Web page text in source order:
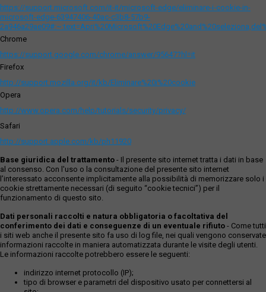
https://support.microsoft.com/it-it/microsoft-edge/eliminare-i-cookie-in-
microsoft-edge-63947406-40ac-c3b8-57b9-
Chrome
https://support.google.com/chrome/answer/95647?hl=it
Firefox
http://support.mozilla.org/it/kb/Eliminare%20i%20cookie
Opera
http://www.opera.com/help/tutorials/security/privacy/
Safari
http://support.apple.com/kb/ph11920
Base giuridica del trattamento - Il presente sito internet tratta i dati in base
al consenso. Con l'uso o la consultazione del presente sito internet
l’interessato acconsente implicitamente alla possibilità di memorizzare solo i
cookie strettamente necessari (di seguito “cookie tecnici”) per il
funzionamento di questo sito.
Dati personali raccolti e natura obbligatoria o facoltativa del
conferimento dei dati e conseguenze di un eventuale rifiuto - Come tutti
i siti web anche il presente sito fa uso di log file, nei quali vengono conservate
informazioni raccolte in maniera automatizzata durante le visite degli utenti.
Le informazioni raccolte potrebbero essere le seguenti:
indirizzo internet protocollo (IP);
tipo di browser e parametri del dispositivo usato per connettersi al